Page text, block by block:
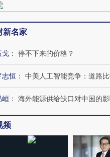
新名家
戈 ： 停不下来的价格？
志恒 ： 中美人工智能竞争：道路
峘 ： 海外能源供给缺口对中国的
频